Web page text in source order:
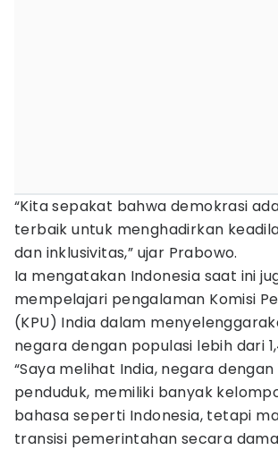
“Kita sepakat bahwa demokrasi
terbaik untuk menghadirkan
dan inklusivitas,” ujar Prabowo.
Ia mengatakan Indonesia saat ini
mempelajari pengalaman Komisi
(KPU) India dalam
negara dengan populasi lebih dari
“Saya melihat India, negara dengan
penduduk, memiliki banyak
bahasa seperti Indonesia, tetapi
transisi pemerintahan secara